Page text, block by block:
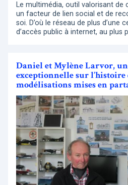
Le multimédia, outil valorisant
un facteur de lien social et de
soi. D’où le réseau de plus d’une
d’accès public à internet, au plus
Daniel et Mylène Larvor,
exceptionnelle sur l’histoire
modélisations mises en